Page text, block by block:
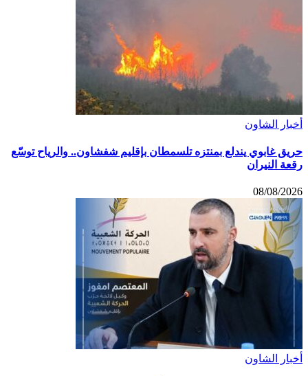
أخبار الشاون
حريق غابوي يندلع بمنتزه تلسمطان بإقليم شفشاون.. والرياح توسّع
رقعة النيران
08/08/2026
أخبار الشاون